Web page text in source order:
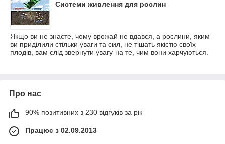
Системи живлення для рослин
Якщо ви не знаєте, чому врожай не вдався, а рослини, яким
ви приділили стільки уваги та сил, не тішать якістю своїх
плодів, вам слід звернути увагу на те, чим вони харчуються.
Про нас
90% позитивних з 230 відгуків за рік
Працює з 02.09.2013